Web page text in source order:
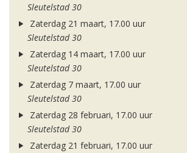
Sleutelstad 30
Zaterdag 21 maart, 17.00 uur
Sleutelstad 30
Zaterdag 14 maart, 17.00 uur
Sleutelstad 30
Zaterdag 7 maart, 17.00 uur
Sleutelstad 30
Zaterdag 28 februari, 17.00 uur
Sleutelstad 30
Zaterdag 21 februari, 17.00 uur